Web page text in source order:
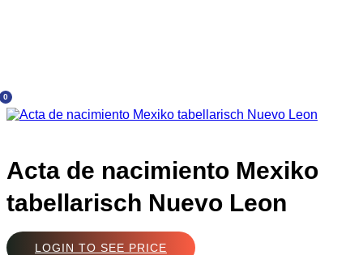
0
Acta de nacimiento Mexiko
tabellarisch Nuevo Leon
LOGIN TO SEE PRICE